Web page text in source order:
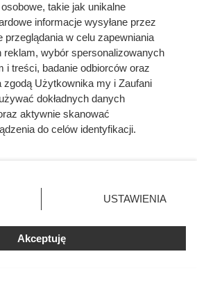
była najgorsza.
chłopek
po zamknięciu drzwi
KB.pl
takie jak unikalne
informacje wysyłane przez
przeglądania w celu zapewniania
reklam, wybór spersonalizowanych
i treści, badanie odbiorców oraz
zgodą Użytkownika my i Zaufani
dokładnych danych
aktywnie skanować
do celów identyfikacji.
przycisk ustawień prywatności
dolnym rogu strony. Niektóre
prawo sprzeciwić się takiemu
będą miały zastosowania tylko
USTAWIENIA
Akceptuję